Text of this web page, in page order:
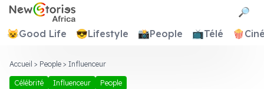
Newstories Africa
🔎
😺Good Life 😎Lifestyle 📸People 📺Télé 🍿
Accueil > People > Influenceur
Célébrité Influenceur People